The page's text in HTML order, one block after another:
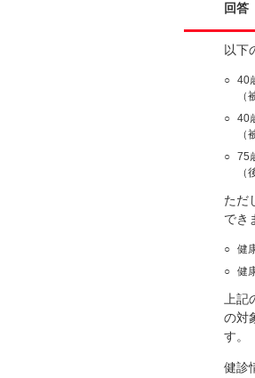
回答
以下
○ 40
○ 40
○ 75
ただ
でき
○ 健
○ 健
上記
の対
す。
健診